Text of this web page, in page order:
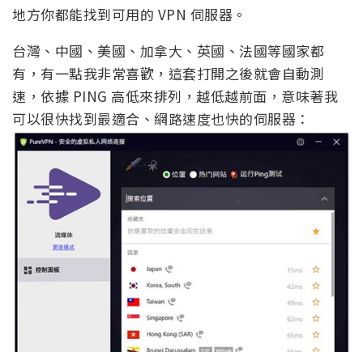
地方你都能找到可用的 VPN 伺服器。
台灣、中國、美國、加拿大、英國、法國等國家都
有，有一點我非常喜歡，這套打開之後就會自動測
速，依據 PING 高低來排列，越低越前面，意味著我
可以很快找到最適合、網路速度也快的伺服器：